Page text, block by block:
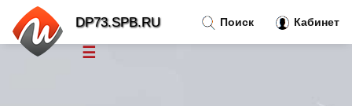
Поиск Кабинет
DP73.SPB.RU
☰